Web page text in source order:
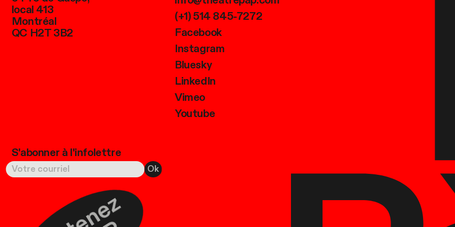
local 413
Montréal
QC H2T 3B2
(+1) 514 845-7272
Facebook
Instagram
Bluesky
LinkedIn
Vimeo
Youtube
S'abonner à l'infolettre